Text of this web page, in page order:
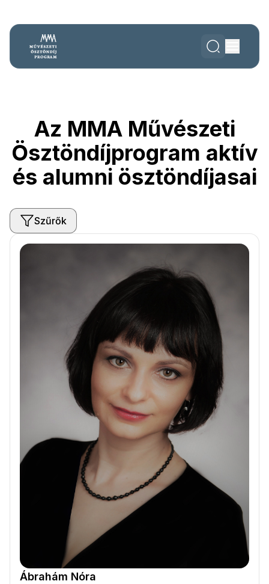
Az MMA Művészeti
Ösztöndíjprogram aktív
és alumni ösztöndíjasai
Szűrők
Ábrahám Nóra